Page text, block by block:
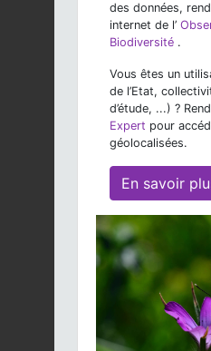
des données,
internet de l’
Biodiversité .
Vous êtes un
de l’Etat,
d’étude, ...) ?
Expert pour
géolocalisées.
En savoir